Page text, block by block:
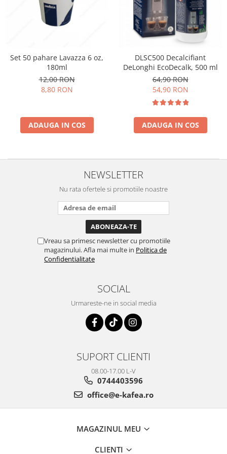
Illy Iperespresso
Nespresso Professional
Cafissimo
Cafea macinata
Cafea Solubila
Set 50 pahare Lavazza 6 oz,
180ml
12,00 RON
8,80 RON
ADAUGA IN COS
DLSC500 Decalcifiant
DeLonghi EcoDecalk, 500 ml
64,90 RON
54,90 RON
ADAUGA IN COS
NEWSLETTER
Nu rata ofertele si promotiile noastre
Vreau sa primesc newsletter cu promotiile
magazinului. Afla mai multe in Politica de
Confidentialitate
SOCIAL
Urmareste-ne in social media
SUPORT CLIENTI
08.00-17.00 L-V
0744403596
office@e-kafea.ro
MAGAZINUL MEU
CLIENTI